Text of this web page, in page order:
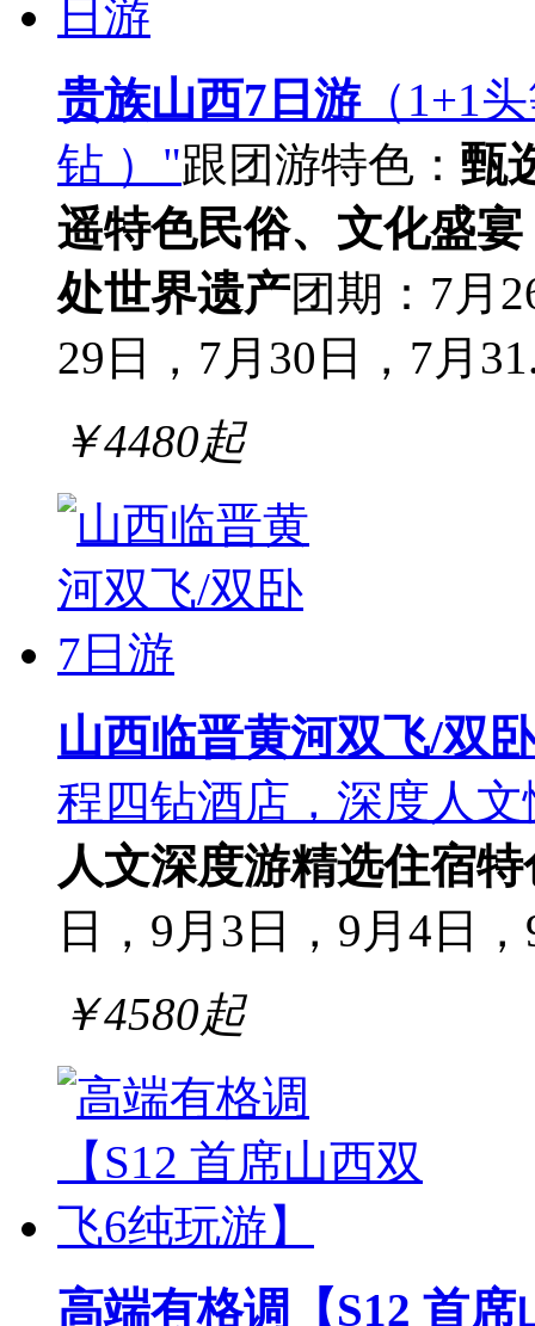
贵族山西7日游（1+1
钻 ）"跟团游特色： 甄
遥特色民俗、文化盛
处世界遗产团期：7月
29日，7月30日，7月
￥4480起
山西临晋黄河双飞/双
程四钻酒店，深度人
人文深度游精选住宿特
日，9月3日，9月4日
￥4580起
高端有格调【S12 首